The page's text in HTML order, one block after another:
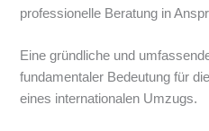
professionelle Beratung in
Eine gründliche und
fundamentaler Bedeutung für
eines internationalen Umzugs.